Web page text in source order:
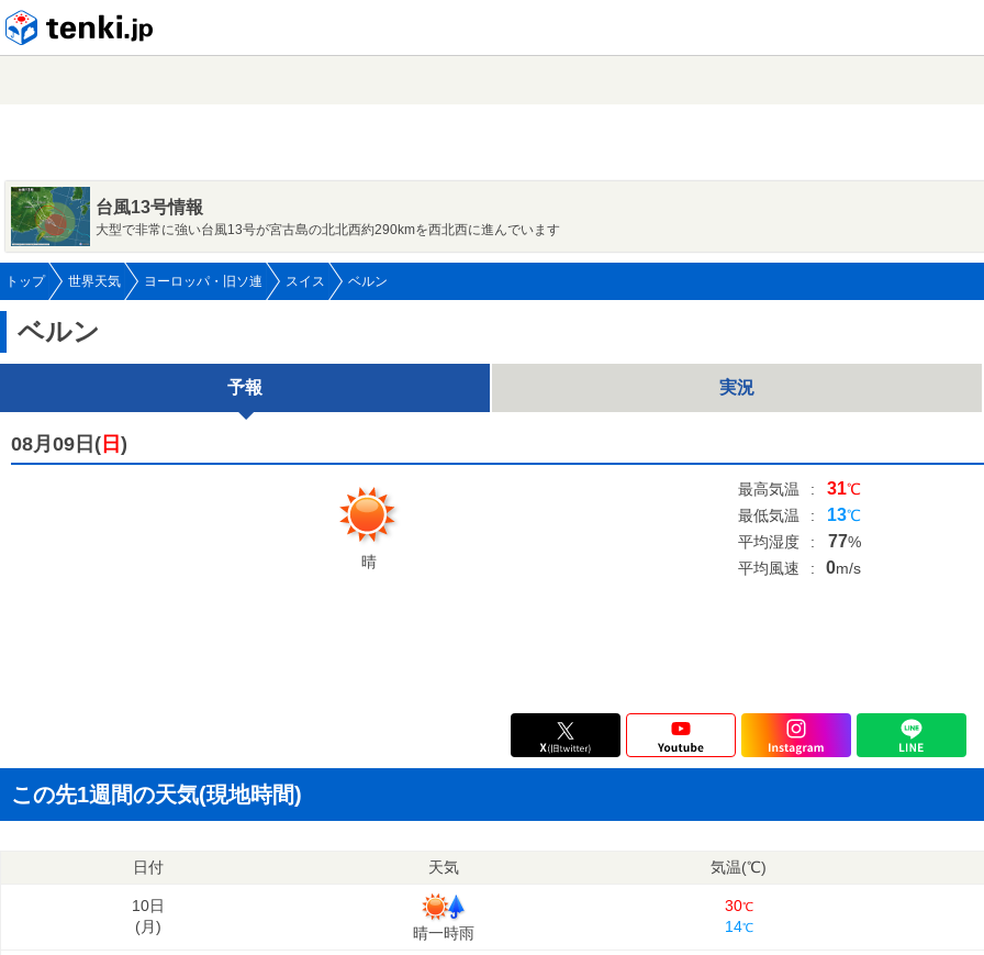
台風13号情報
大型で非常に強い台風13号が宮古島の北北西約290kmを西北西に進んでいます
トップ 世界天気 ヨーロッパ・旧ソ連 スイス ベルン
ベルン
予報 実況
08月09日( 日 )
晴
最高気温 : 31℃
最低気温
: 13℃
平均湿度
: 77%
平均風速
: 0m/s
この先1週間の天気(現地時間)
日付 天気 気温(℃)
10日
(月) 晴一時雨
30℃
14℃